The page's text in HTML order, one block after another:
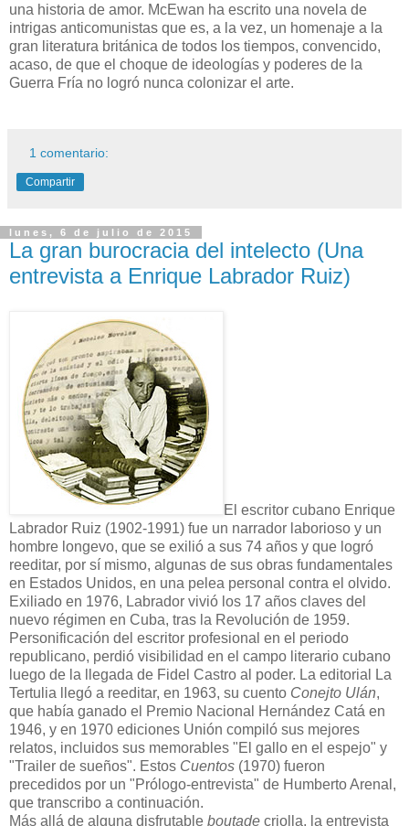
una historia de amor. McEwan ha escrito una novela de
intrigas anticomunistas que es, a la vez, un homenaje a la
gran literatura británica de todos los tiempos, convencido,
acaso, de que el choque de ideologías y poderes de la
Guerra Fría no logró nunca colonizar el arte.
1 comentario:
Compartir
lunes, 6 de julio de 2015
La gran burocracia del intelecto (Una
entrevista a Enrique Labrador Ruiz)
El escritor cubano Enrique
Labrador Ruiz (1902-1991) fue un narrador laborioso y un
hombre longevo, que se exilió a sus 74 años y que logró
reeditar, por sí mismo, algunas de sus obras fundamentales
en Estados Unidos, en una pelea personal contra el olvido.
Exiliado en 1976, Labrador vivió los 17 años claves del
nuevo régimen en Cuba, tras la Revolución de 1959.
Personificación del escritor profesional en el periodo
republicano, perdió visibilidad en el campo literario cubano
luego de la llegada de Fidel Castro al poder. La editorial La
Tertulia llegó a reeditar, en 1963, su cuento Conejto Ulán,
que había ganado el Premio Nacional Hernández Catá en
1946, y en 1970 ediciones Unión compiló sus mejores
relatos, incluidos sus memorables "El gallo en el espejo" y
"Trailer de sueños". Estos Cuentos (1970) fueron
precedidos por un "Prólogo-entrevista" de Humberto Arenal,
que transcribo a continuación.
Más allá de alguna disfrutable boutade criolla, la entrevista